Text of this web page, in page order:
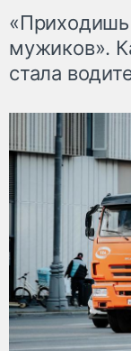
«Приходишь
мужиков».
стала